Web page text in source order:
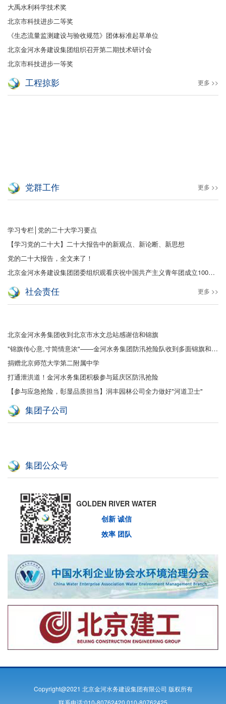
大禹水利科学技术奖
北京市科技进步二等奖
《生态流量监测建设与验收规范》团体标准起草单位
北京金河水务建设集团组织召开第二期技术研讨会
北京市科技进步一等奖
工程掠影 更多 >>
党群工作 更多 >>
学习专栏│党的二十大学习要点
【学习党的二十大】二十大报告中的新观点、新论断、新思想
党的二十大报告，全文来了！
北京金河水务建设集团团委组织观看庆祝中国共产主义青年团成立100周年大会
社会责任 更多 >>
北京金河水务集团收到北京市水文总站感谢信和锦旗
"锦旗传心意,寸简情意浓"——金河水务集团防汛抢险队收到多面锦旗和感谢信
捐赠北京师范大学第二附属中学
打通泄洪道！金河水务集团积极参与延庆区防汛抢险
【参与应急抢险，彰显品质担当】润丰园林公司全力做好"河道卫士"
集团子公司
集团公众号
GOLDEN RIVER WATER
创新 诚信
效率 团队
Copyright@2021 北京金河水务建设集团有限公司 版权所有